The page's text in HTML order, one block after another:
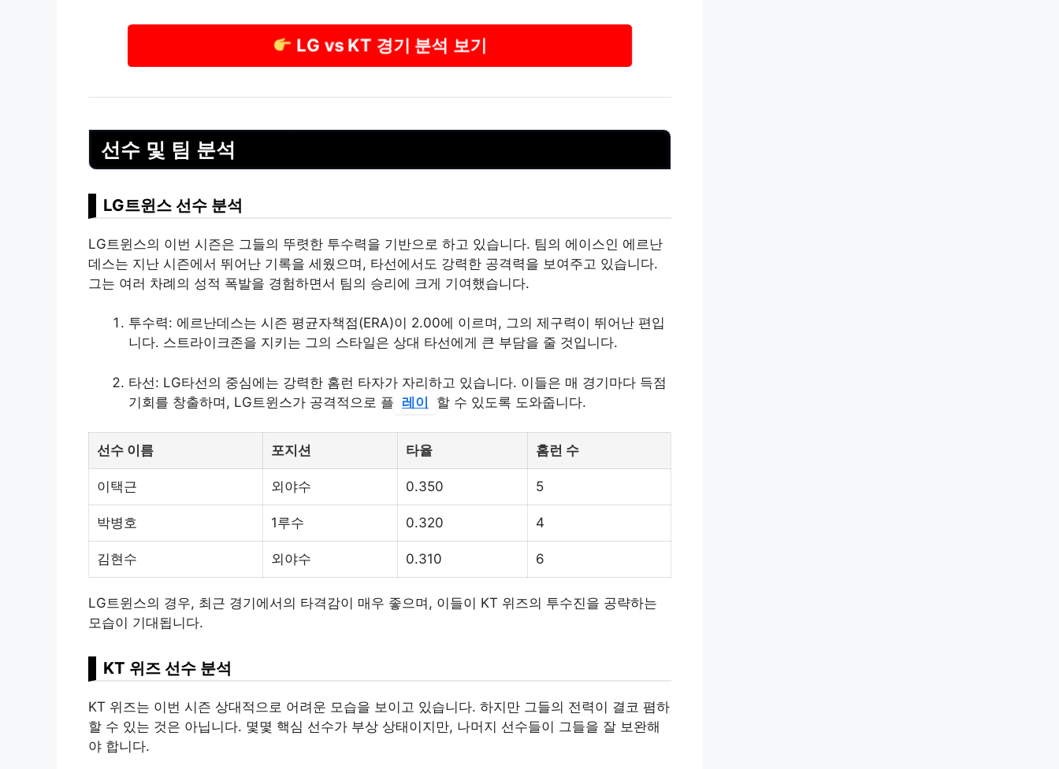
LG vs KT 경기 분석 보기
선수 및 팀 분석
LG트윈스 선수 분석
LG트윈스의 이번 시즌은 그들의 뚜렷한 투수력을 기반으로 하고 있습니다. 팀의 에이스인 에르난
데스는 지난 시즌에서 뛰어난 기록을 세웠으며, 타선에서도 강력한 공격력을 보여주고 있습니다.
그는 여러 차례의 성적 폭발을 경험하면서 팀의 승리에 크게 기여했습니다.
투수력: 에르난데스는 시즌 평균자책점(ERA)이 2.00에 이르며, 그의 제구력이 뛰어난 편입
니다. 스트라이크존을 지키는 그의 스타일은 상대 타선에게 큰 부담을 줄 것입니다.
타선: LG타선의 중심에는 강력한 홈런 타자가 자리하고 있습니다. 이들은 매 경기마다 득점
기회를 창출하며, LG트윈스가 공격적으로 플 레이 할 수 있도록 도와줍니다.
선수 이름 포지션 타율 홈런 수
이택근 외야수 0.350 5
박병호 1루수 0.320 4
김현수 외야수 0.310 6
LG트윈스의 경우, 최근 경기에서의 타격감이 매우 좋으며, 이들이 KT 위즈의 투수진을 공략하는
모습이 기대됩니다.
KT 위즈 선수 분석
KT 위즈는 이번 시즌 상대적으로 어려운 모습을 보이고 있습니다. 하지만 그들의 전력이 결코 폄하
할 수 있는 것은 아닙니다. 몇몇 핵심 선수가 부상 상태이지만, 나머지 선수들이 그들을 잘 보완해
야 합니다.